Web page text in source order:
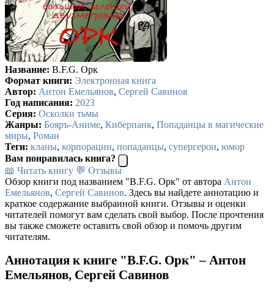
Название: B.F.G. Орк
Формат книги: Электронная книга
Автор: Антон Емельянов, Сергей Савинов
Год написания: 2023
Серия: Осколки тьмы
Жанры: Бояръ-Аниме, Киберпанк, Попаданцы в магические
миры, Роман
Теги: кланы, корпорации, попаданцы, супергерои, юмор
Вам понравилась книга?
📖 Читать книгу 💬 Отзывы
Обзор книги под названием "B.F.G. Орк" от автора Антон
Емельянов, Сергей Савинов. Здесь вы найдете аннотацию и
краткое содержание выбранной книги. Отзывы и оценки
читателей помогут вам сделать свой выбор. После прочтения
вы также сможете оставить свой обзор и помочь другим
читателям.
Аннотация к книге "B.F.G. Орк" – Антон
Емельянов, Сергей Савинов